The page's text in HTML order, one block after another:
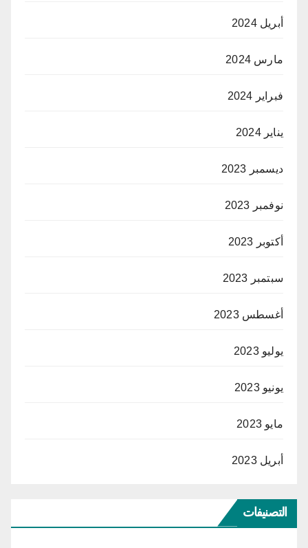
أبريل 2024
مارس 2024
فبراير 2024
يناير 2024
ديسمبر 2023
نوفمبر 2023
أكتوبر 2023
سبتمبر 2023
أغسطس 2023
يوليو 2023
يونيو 2023
مايو 2023
أبريل 2023
التصنيفات